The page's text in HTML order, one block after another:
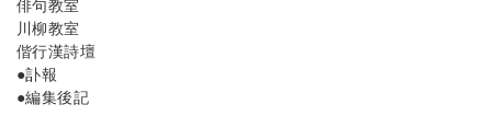
俳句教室
川柳教室
偕行漢詩壇
●訃報
●編集後記